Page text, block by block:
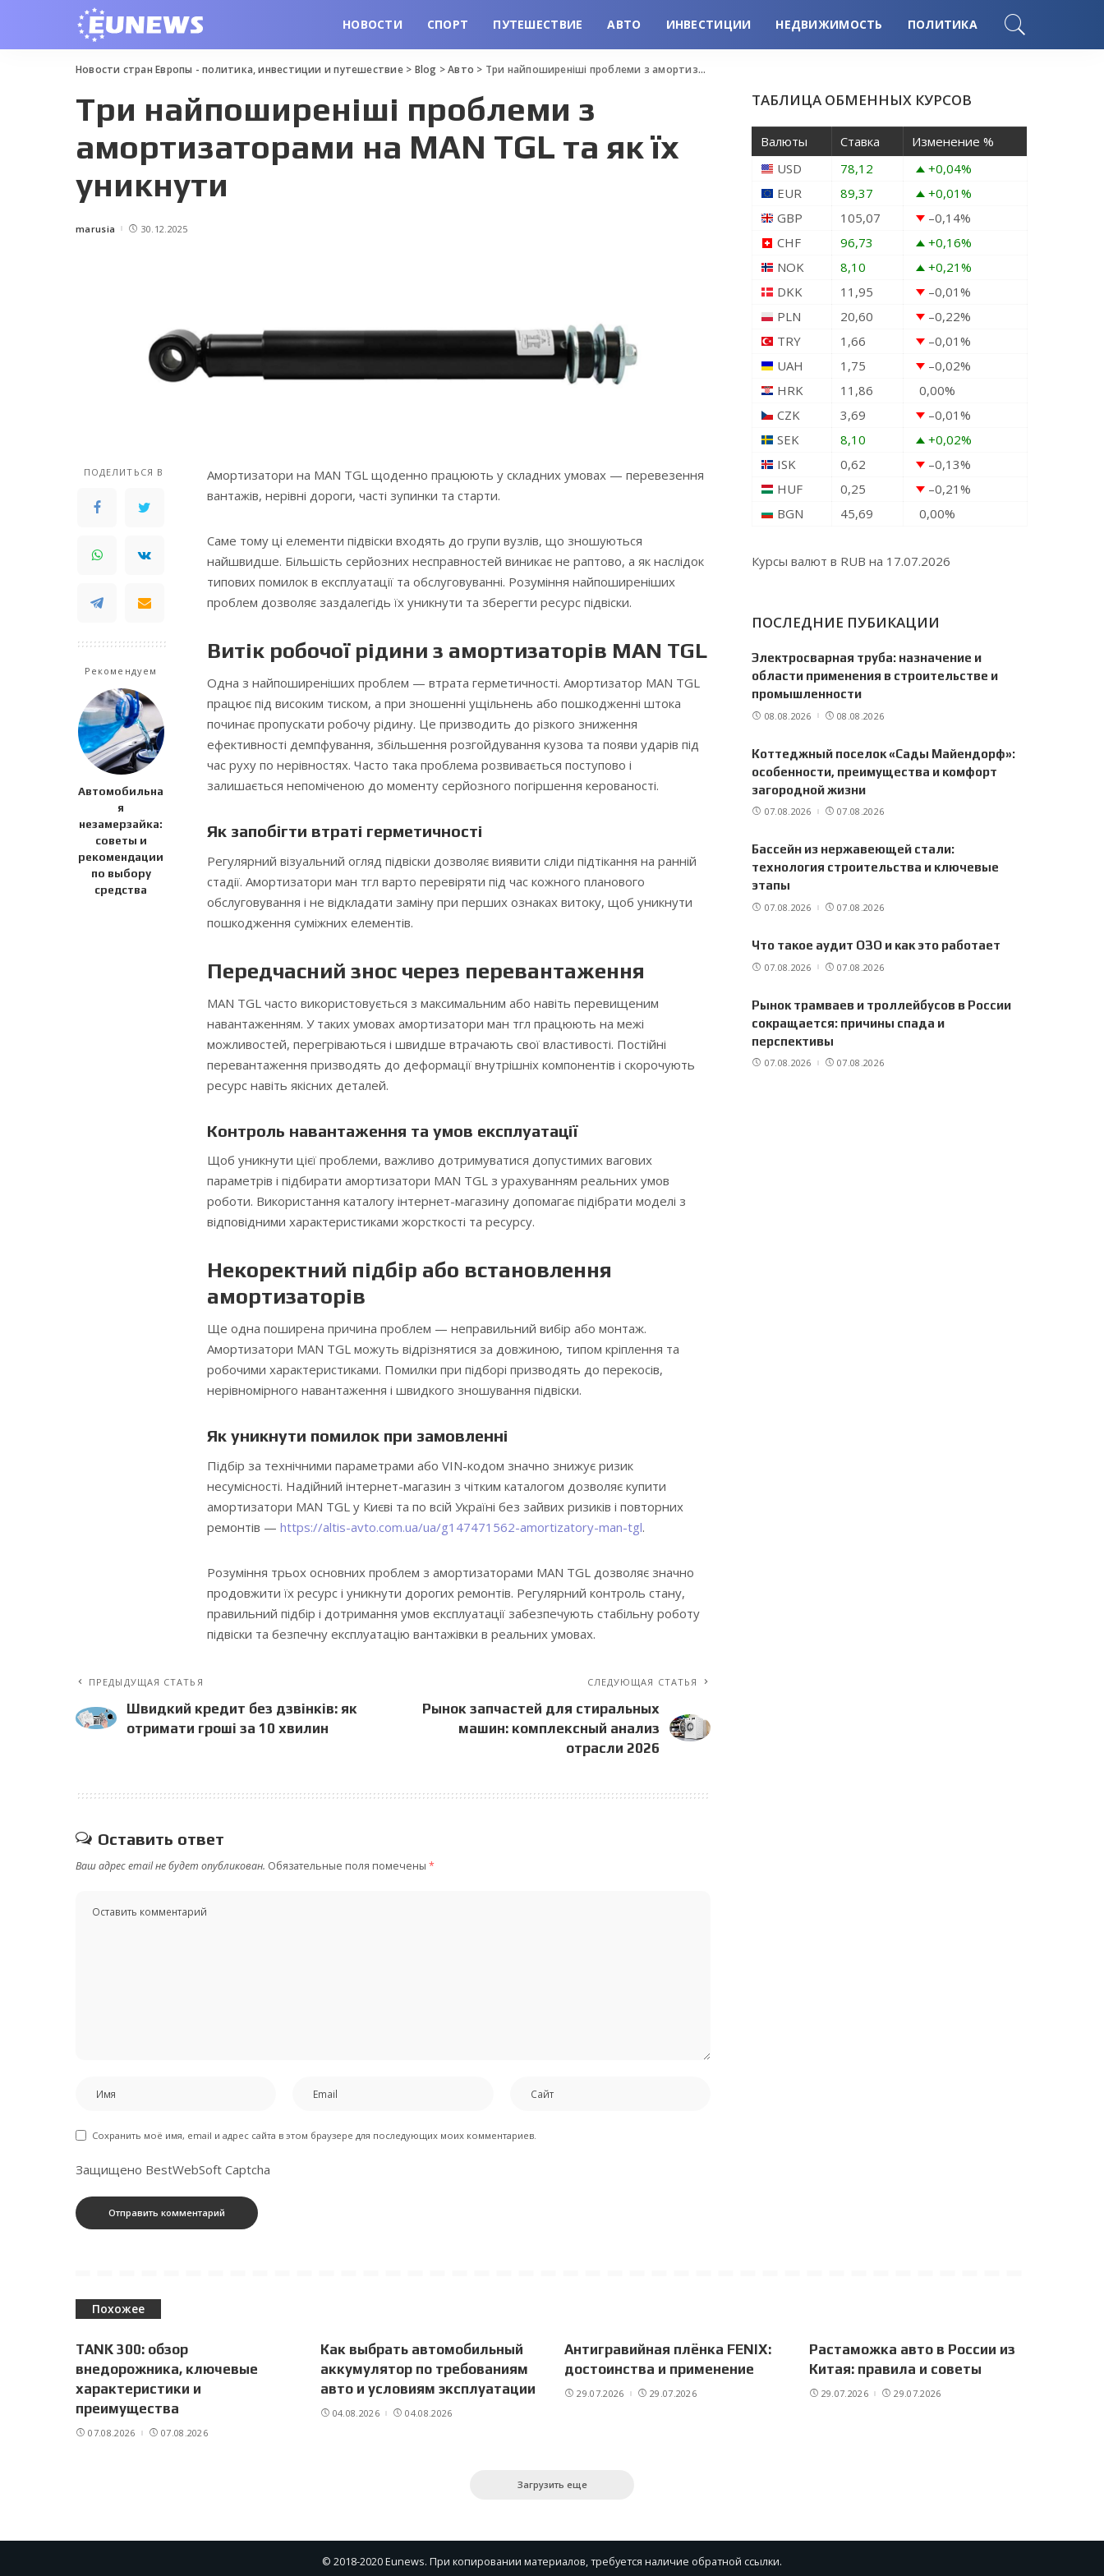
НОВОСТИ СПОРТ ПУТЕШЕСТВИЕ АВТО ИНВЕСТИЦИИ НЕДВИЖИМОСТЬ ПОЛИТИКА
Новости стран Европы - политика, инвестиции и путешествие> Blog >Авто > Три найпоширеніші проблеми з амортизаторами на MAN TGL та як їх уникнути
Три найпоширеніші проблеми з
амортизаторами на MAN TGL та як їх
уникнути
Posted
marusia 30.12.2025
ПОДЕЛИТЬСЯ В
Рекомендуем
Автомобильна
я
незамерзайка:
советы и
рекомендации
по выбору
средства
Амортизатори на MAN TGL щоденно працюють у складних умовах — перевезення
вантажів, нерівні дороги, часті зупинки та старти.
Саме тому ці елементи підвіски входять до групи вузлів, що зношуються
найшвидше. Більшість серйозних несправностей виникає не раптово, а як наслідок
типових помилок в експлуатації та обслуговуванні. Розуміння найпоширеніших
проблем дозволяє заздалегідь їх уникнути та зберегти ресурс підвіски.
Витік робочої рідини з амортизаторів MAN TGL
Одна з найпоширеніших проблем — втрата герметичності. Амортизатор MAN TGL
працює під високим тиском, а при зношенні ущільнень або пошкодженні штока
починає пропускати робочу рідину. Це призводить до різкого зниження
ефективності демпфування, збільшення розгойдування кузова та появи ударів під
час руху по нерівностях. Часто така проблема розвивається поступово і
залишається непоміченою до моменту серйозного погіршення керованості.
Як запобігти втраті герметичності
Регулярний візуальний огляд підвіски дозволяє виявити сліди підтікання на ранній
стадії. Амортизатори ман тгл варто перевіряти під час кожного планового
обслуговування і не відкладати заміну при перших ознаках витоку, щоб уникнути
пошкодження суміжних елементів.
Передчасний знос через перевантаження
MAN TGL часто використовується з максимальним або навіть перевищеним
навантаженням. У таких умовах амортизатори ман тгл працюють на межі
можливостей, перегріваються і швидше втрачають свої властивості. Постійні
перевантаження призводять до деформації внутрішніх компонентів і скорочують
ресурс навіть якісних деталей.
Контроль навантаження та умов експлуатації
Щоб уникнути цієї проблеми, важливо дотримуватися допустимих вагових
параметрів і підбирати амортизатори MAN TGL з урахуванням реальних умов
роботи. Використання каталогу інтернет-магазину допомагає підібрати моделі з
відповідними характеристиками жорсткості та ресурсу.
Некоректний підбір або встановлення
амортизаторів
Ще одна поширена причина проблем — неправильний вибір або монтаж.
Амортизатори MAN TGL можуть відрізнятися за довжиною, типом кріплення та
робочими характеристиками. Помилки при підборі призводять до перекосів,
нерівномірного навантаження і швидкого зношування підвіски.
Як уникнути помилок при замовленні
Підбір за технічними параметрами або VIN-кодом значно знижує ризик
несумісності. Надійний інтернет-магазин з чітким каталогом дозволяє купити
амортизатори MAN TGL у Києві та по всій Україні без зайвих ризиків і повторних
ремонтів — https://altis-avto.com.ua/ua/g147471562-amortizatory-man-tgl.
Розуміння трьох основних проблем з амортизаторами MAN TGL дозволяє значно
продовжити їх ресурс і уникнути дорогих ремонтів. Регулярний контроль стану,
правильний підбір і дотримання умов експлуатації забезпечують стабільну роботу
підвіски та безпечну експлуатацію вантажівки в реальних умовах.
ПРЕДЫДУЩАЯ СТАТЬЯ
Швидкий кредит без дзвінків: як
отримати гроші за 10 хвилин
СЛЕДУЮЩАЯ СТАТЬЯ
Рынок запчастей для стиральных
машин: комплексный анализ
отрасли 2026
Оставить ответ
Ваш адрес email не будет опубликован. Обязательные поля помечены *
Сохранить моё имя, email и адрес сайта в этом браузере для последующих моих комментариев.
Защищено BestWebSoft Captcha
ТАБЛИЦА ОБМЕННЫХ КУРСОВ
Валюты Ставка
Изменение %
USD
78,12 +0,04%
EUR
89,37 +0,01%
GBP
105,07 –0,14%
CHF
96,73 +0,16%
NOK
8,10 +0,21%
DKK
11,95 –0,01%
PLN
20,60 –0,22%
TRY
1,66 –0,01%
UAH
1,75 –0,02%
HRK
11,86 0,00%
CZK
3,69 –0,01%
SEK
8,10 +0,02%
ISK
0,62 –0,13%
HUF
0,25 –0,21%
BGN
45,69 0,00%
Курсы валют в RUB на 17.07.2026
ПОСЛЕДНИЕ ПУБИКАЦИИ
Электросварная труба: назначение и
области применения в строительстве и
промышленности
08.08.2026 08.08.2026
Коттеджный поселок «Сады Майендорф»:
особенности, преимущества и комфорт
загородной жизни
07.08.2026 07.08.2026
Бассейн из нержавеющей стали:
технология строительства и ключевые
этапы
07.08.2026 07.08.2026
Что такое аудит ОЗО и как это работает
07.08.2026 07.08.2026
Рынок трамваев и троллейбусов в России
сокращается: причины спада и
перспективы
07.08.2026 07.08.2026
Похожее
TANK 300: обзор
внедорожника, ключевые
характеристики и
преимущества
07.08.2026 07.08.2026
Как выбрать автомобильный
аккумулятор по требованиям
авто и условиям эксплуатации
04.08.2026 04.08.2026
Антигравийная плёнка FENIX:
достоинства и применение
29.07.2026 29.07.2026
Растаможка авто в России из
Китая: правила и советы
29.07.2026 29.07.2026
Загрузить еще
© 2018-2020 Eunews. При копировании материалов, требуется наличие обратной ссылки.